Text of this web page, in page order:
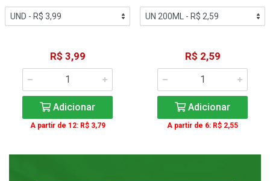
R$ 3,99
Adicionar
A partir de 12: R$ 3,79
R$ 2,59
Adicionar
A partir de 6: R$ 2,55